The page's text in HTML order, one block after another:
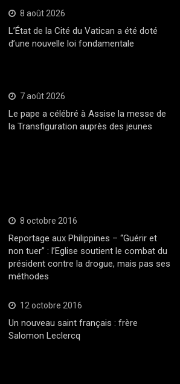
8 août 2026
L’État de la Cité du Vatican a été doté
d’une nouvelle loi fondamentale
7 août 2026
Le pape a célébré à Assise la messe de
la Transfiguration auprès des jeunes
8 octobre 2016
Reportage aux Philippines – “Guérir et
non tuer” : l’Eglise soutient le combat du
président contre la drogue, mais pas ses
méthodes
12 octobre 2016
Un nouveau saint français : frère
Salomon Leclercq